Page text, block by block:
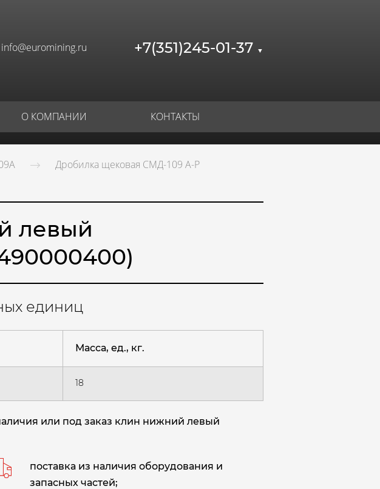
info@euromining.ru +7(351)245-01-37 ▼
О КОМПАНИИ КОНТАКТЫ
Дробилка щековая СМД-109 А-Р
левый
единиц
Масса, ед., кг.
18
или под заказ клин нижний левый
поставка из наличия оборудования и
запасных частей;